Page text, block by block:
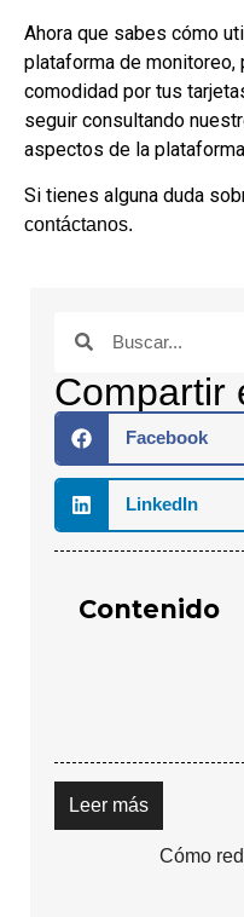
Ahora que sabes cómo
plataforma de monitoreo,
comodidad por tus
seguir consultando
aspectos de la
Si tienes alguna duda
contáctanos.
Compartir
Facebook
LinkedIn
Contenido
Leer más
Cómo